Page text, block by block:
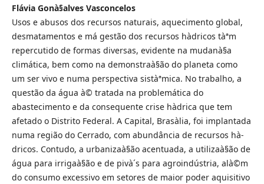
Flávia Gonà§alves Vasconcelos
Usos e abusos dos recursos naturais, aquecimento global,
desmatamentos e má gestão dos recursos hà­dricos tàªm
repercutido de formas diversas, evidente na mudanà§a
climática, bem como na demonstraà§ão do planeta como
um ser vivo e numa perspectiva sistàªmica. No trabalho, a
questão da água à© tratada na problemática do
abastecimento e da consequente crise hà­drica que tem
afetado o Distrito Federal. A Capital, Brasà­lia, foi implantada
numa região do Cerrado, com abundância de recursos hà­
dricos. Contudo, a urbanizaà§ão acentuada, a utilizaà§ão de
água para irrigaà§ão e de pivà´s para agroindústria, alà©m
do consumo excessivo em setores de maior poder aquisitivo